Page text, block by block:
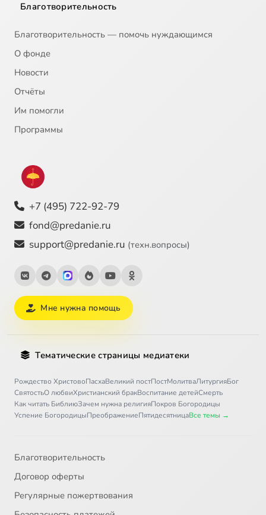
Благотворительность
Благотворительность — помочь нуждающимся
О фонде
Новости
Отчёты
Им помогли
Программы
+7 (495) 722-92-79
fond@predanie.ru
support@predanie.ru (техн.вопросы)
Мне нужна помощь
Тематические страницы медиатеки
Рождество ХристовоПасхаВеликий постПостМолитваЛитургияБог
СвятостьО любвиХристианский бракВоспитание детейСмерть
Как читать БиблиюЗачем нужна религияПокров Богородицы
Успение БогородицыПреображениеПятидесятницаВсе темы →
Благотворительность
Договор оферты
Регулярные пожертвования